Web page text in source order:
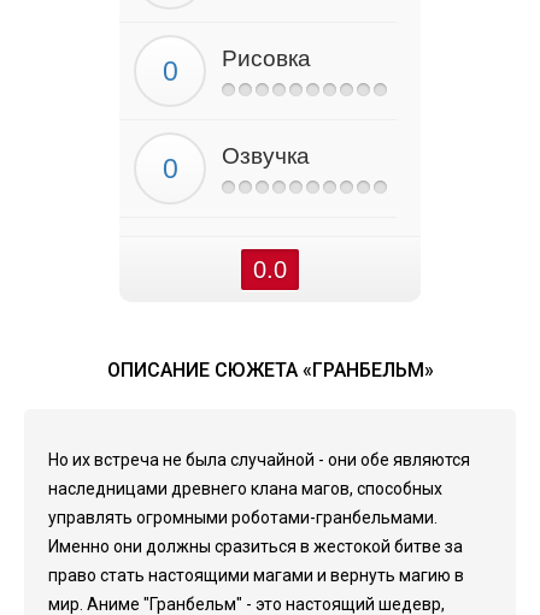
Рисовка
Озвучка
0.0
ОПИСАНИЕ СЮЖЕТА «ГРАНБЕЛЬМ»
Но их встреча не была случайной - они обе являются
наследницами древнего клана магов, способных
управлять огромными роботами-гранбельмами.
Именно они должны сразиться в жестокой битве за
право стать настоящими магами и вернуть магию в
мир. Аниме "Гранбельм" - это настоящий шедевр,